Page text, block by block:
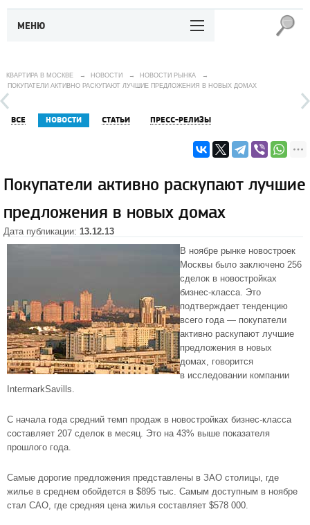
МЕНЮ
КВАРТИРА В МОСКВЕ → НОВОСТИ → НОВОСТИ РЫНКА
→
ПОКУПАТЕЛИ АКТИВНО РАСКУПАЮТ ЛУЧШИЕ ПРЕДЛОЖЕНИЯ В НОВЫХ ДОМАХ
ВСЕ НОВОСТИ СТАТЬИ ПРЕСС-РЕЛИЗЫ
Покупатели активно раскупают лучшие
предложения в новых домах
Дата публикации: 13.12.13
В ноябре рынке новостроек
Москвы было заключено 256
сделок в новостройках
бизнес-класса. Это
подтверждает тенденцию
всего года — покупатели
активно раскупают лучшие
предложения в новых
домах, говорится
в исследовании компании
IntermarkSavills.
С начала года средний темп продаж в новостройках бизнес-класса
составляет 207 сделок в месяц. Это на 43% выше показателя
прошлого года.
Самые дорогие предложения представлены в ЗАО столицы, где
жилье в среднем обойдется в $895 тыс. Самым доступным в ноябре
стал САО, где средняя цена жилья составляет $578 000.